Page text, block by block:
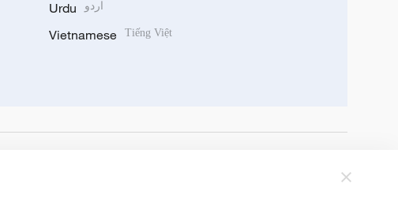
Urdu اردو
Vietnamese Tiếng Việt